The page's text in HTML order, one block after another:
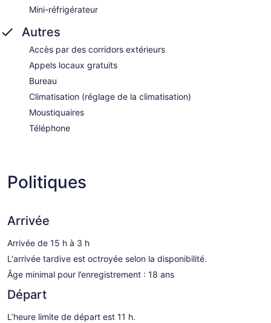
Mini-réfrigérateur
Autres
Accès par des corridors extérieurs
Appels locaux gratuits
Bureau
Climatisation (réglage de la climatisation)
Moustiquaires
Téléphone
Politiques
Arrivée
Arrivée de 15 h à 3 h
L'arrivée tardive est octroyée selon la disponibilité.
Âge minimal pour l’enregistrement : 18 ans
Départ
L’heure limite de départ est 11 h.